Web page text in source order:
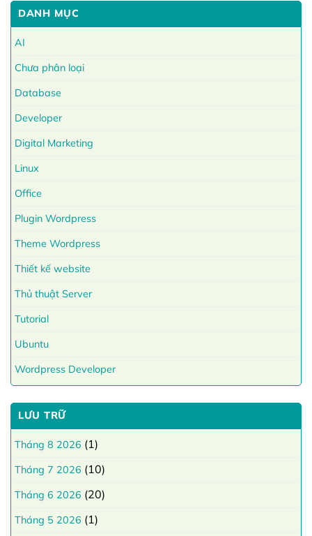
DANH MỤC
AI
Chưa phân loại
Database
Developer
Digital Marketing
Linux
Office
Plugin Wordpress
Theme Wordpress
Thiết kế website
Thủ thuật Server
Tutorial
Ubuntu
Wordpress Developer
LƯU TRỮ
Tháng 8 2026 (1)
Tháng 7 2026 (10)
Tháng 6 2026 (20)
Tháng 5 2026 (1)